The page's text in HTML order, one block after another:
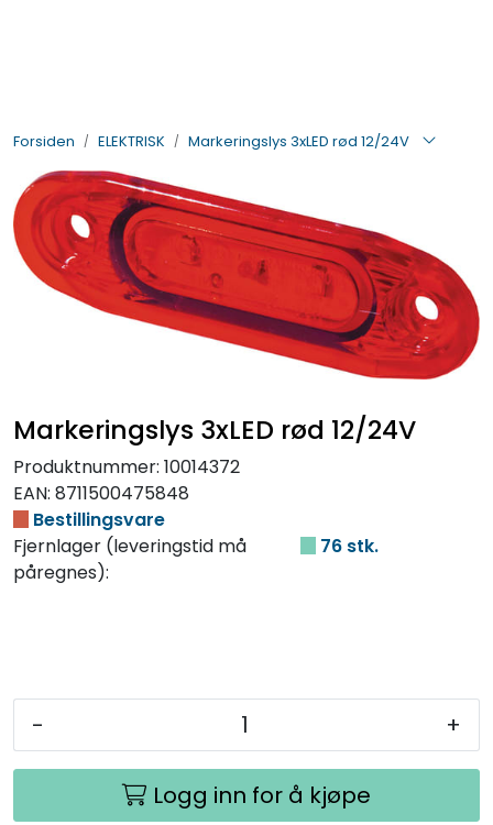
Forsiden ELEKTRISK Markeringslys 3xLED rød 12/24V
Markeringslys 3xLED rød 12/24V
Produktnummer: 10014372
EAN: 8711500475848
Bestillingsvare
Fjernlager (leveringstid må
påregnes):
76 stk.
- +
Logg inn for å kjøpe
ELEKTRISK
VERKTØY OG REKVISITA
PÅBYGG OG CHASSIS
TILBUD